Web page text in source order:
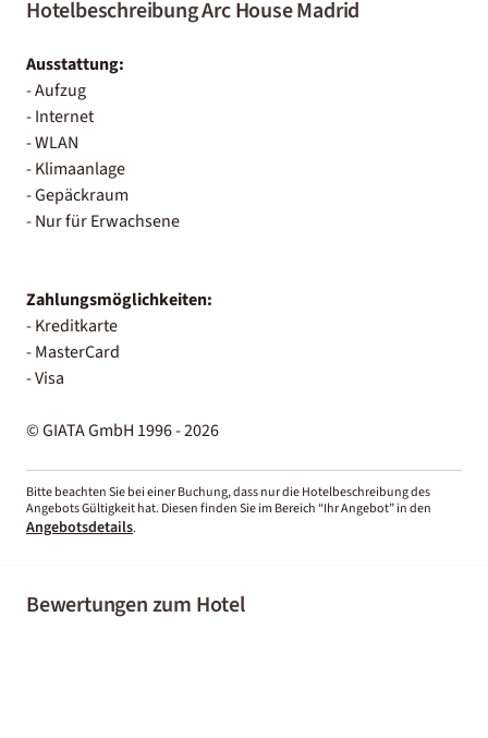
Hotelbeschreibung Arc House Madrid
Ausstattung:
- Aufzug
- Internet
- WLAN
- Klimaanlage
- Gepäckraum
- Nur für Erwachsene
Zahlungsmöglichkeiten:
- Kreditkarte
- MasterCard
- Visa
© GIATA GmbH 1996 - 2026
Bitte beachten Sie bei einer Buchung, dass nur die Hotelbeschreibung des
Angebots Gültigkeit hat. Diesen finden Sie im Bereich “Ihr Angebot” in den
Angebotsdetails.
Bewertungen zum Hotel